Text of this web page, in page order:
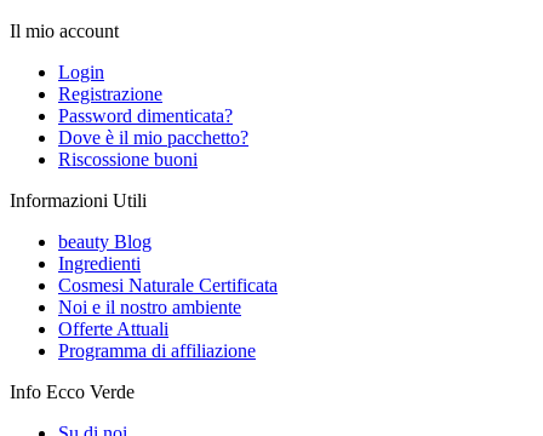
Il mio account
Login
Registrazione
Password dimenticata?
Dove è il mio pacchetto?
Riscossione buoni
Informazioni Utili
beauty Blog
Ingredienti
Cosmesi Naturale Certificata
Noi e il nostro ambiente
Offerte Attuali
Programma di affiliazione
Info Ecco Verde